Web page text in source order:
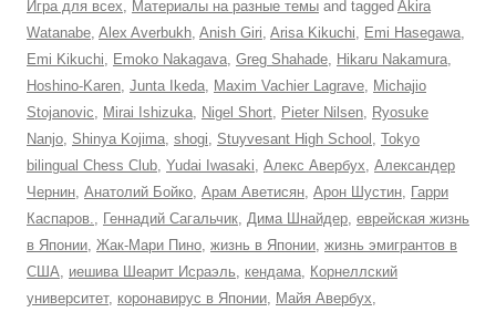
Игра для всех, Материалы на разные темы and tagged Akira
Watanabe, Alex Averbukh, Anish Giri, Arisa Kikuchi, Emi Hasegawa,
Emi Kikuchi, Emoko Nakagava, Greg Shahade, Hikaru Nakamura,
Hoshino-Karen, Junta Ikeda, Maxim Vachier Lagrave, Michajio
Stojanovic, Mirai Ishizuka, Nigel Short, Pieter Nilsen, Ryosuke
Nanjo, Shinya Kojima, shogi, Stuyvesant High School , Tokyo
bilingual Chess Club, Yudai Iwasaki, Алекс Авербух, Александер
Чернин, Анатолий Бойко, Арам Аветисян, Арон Шустин, Гарри
Каспаров., Геннадий Сагальчик, Дима Шнайдер, еврейская жизнь
в Японии, Жак-Мари Пино, жизнь в Японии, жизнь эмигрантов в
США, иешива Шеарит Исраэль, кендама, Корнеллский
университет, коронавирус в Японии, Майя Авербух,